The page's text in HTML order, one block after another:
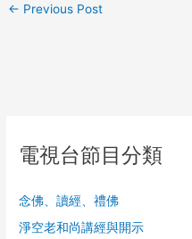
← Previous Post
電視台節目分類
念佛、讀經、禮佛
淨空老和尚講經與開示